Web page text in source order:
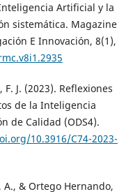
Artificial y la
sistemática. Magazine
E Innovación, 8(1),
J. (2023). Reflexiones
de la Inteligencia
de Calidad (ODS4).
10.3916/C74-2023-
A., & Ortego Hernando,